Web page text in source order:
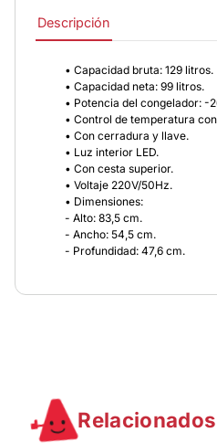
Descripción
• Capacidad bruta: 129 litros.
• Capacidad neta: 99 litros.
• Potencia del congelador: -
• Control de temperatura
• Con cerradura y llave.
• Luz interior LED.
• Con cesta superior.
• Voltaje 220V/50Hz.
• Dimensiones:
- Alto: 83,5 cm.
- Ancho: 54,5 cm.
- Profundidad: 47,6 cm.
Relacionados